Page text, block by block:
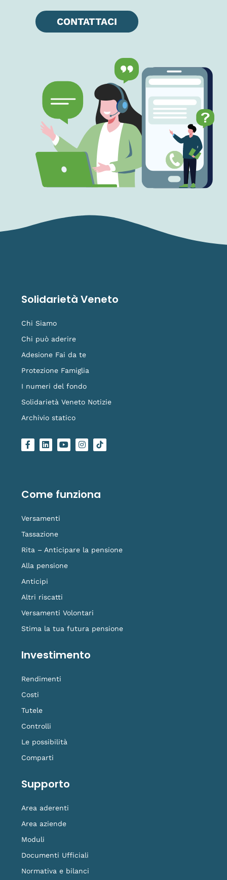
CONTATTACI
Solidarietà Veneto
Chi Siamo
Chi può aderire
Adesione Fai da te
Protezione Famiglia
I numeri del fondo
Solidarietà Veneto Notizie
Archivio statico
F
a
o
k
L
i
i
n
Y
o
e
I
n
r
a
L
o
i
k
Come funziona
Versamenti
Tassazione
Rita – Anticipare la pensione
Alla pensione
Anticipi
Altri riscatti
Versamenti Volontari
Stima la tua futura pensione
Investimento
Rendimenti
Costi
Tutele
Controlli
Le possibilità
Comparti
Supporto
Area aderenti
Area aziende
Moduli
Documenti Ufficiali
Normativa e bilanci